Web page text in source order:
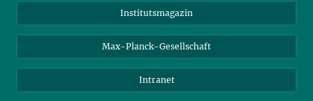
Schulen
Studierende
Facebook
YouTube
Institutsmagazin
Max-Planck-Gesellschaft
Intranet